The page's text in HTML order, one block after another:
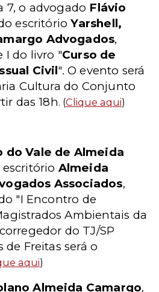
7, o advogado Flávio
escritório Yarshell,
Advogados,
I do livro "Curso de
Civil". O evento será
Cultura do Conjunto
das 18h. (Clique aqui)
do Vale de Almeida
escritório Almeida
Associados,
"I Encontro de
Ambientais da
do TJ/SP
de Freitas será o
aqui)
Almeida Camargo,